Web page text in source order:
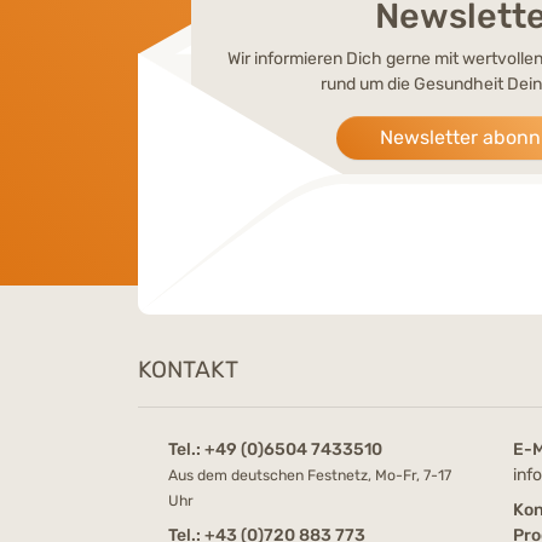
Wir informieren Dich gerne mit
rund um die Gesundheit
Newsletter
KONTAKT
Tel.: +49 (0)6504 7433510
Aus dem deutschen Festnetz, Mo-Fr, 7-17
Uhr
Tel.: +43 (0)720 883 773
E-